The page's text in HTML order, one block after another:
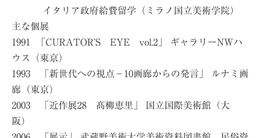
イタリア政府給費留学（ミラノ国立美術学院）
主な個展
1991 「CURATOR’S EYE vol.2」 ギャラリーNWハ
ウス（東京）
1993 「新世代への視点−10画廊からの発言」 ルナミ画
廊（東京）
2003 「近作展28 髙柳恵里」 国立国際美術館（大
阪）